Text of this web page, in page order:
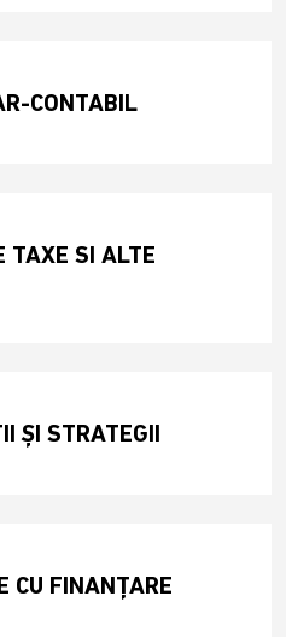
CONTABIL
TAXE SI ALTE
ȘI STRATEGII
CU FINANȚARE